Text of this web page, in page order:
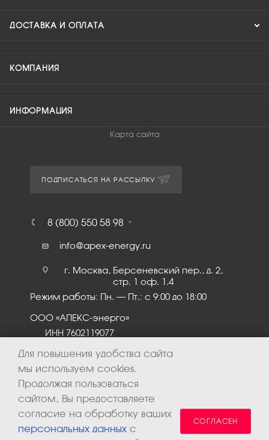
ДОСТАВКА И ОПЛАТА
КОМПАНИЯ
ИНФОРМАЦИЯ
Карта сайта
ПОДПИСАТЬСЯ НА РАССЫЛКУ
8 (800) 550 58 98
info@apex-energy.ru
г. Москва, Берсеневский пер., д. 2,
стр. 1 оф. 1.4
Режим работы: Пн. – Пт.: с 9:00 до 18:00
ООО «АПЕКС-энерго»
ИНН 7602119077
Для повышения удобства сайта
мы используем cookies.
Продолжая пользоваться
сайтом, Вы предоставляете
согласие на обработку ваших
персональных данных с
СОГЛАСЕН